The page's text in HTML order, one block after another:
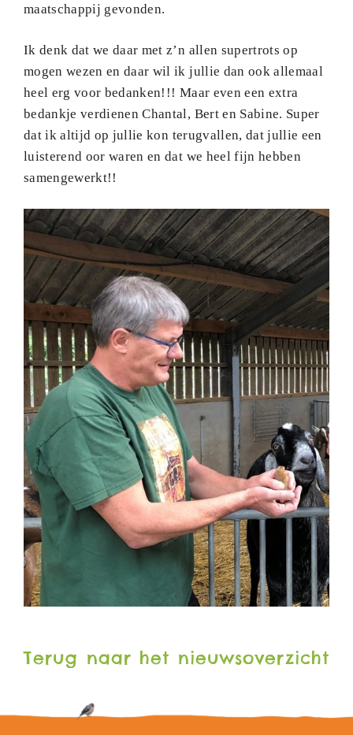
maatschappij gevonden.
Ik denk dat we daar met z’n allen supertrots op
mogen wezen en daar wil ik jullie dan ook allemaal
heel erg voor bedanken!!! Maar even een extra
bedankje verdienen Chantal, Bert en Sabine. Super
dat ik altijd op jullie kon terugvallen, dat jullie een
luisterend oor waren en dat we heel fijn hebben
samengewerkt!!
Terug naar het nieuwsoverzicht